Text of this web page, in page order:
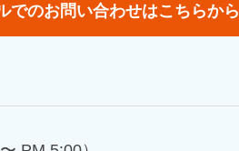
でのお問い合わせはこちらから